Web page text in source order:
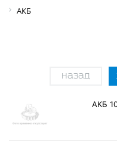
АКБ
Назад
АКБ